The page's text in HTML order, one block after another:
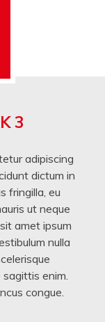
3
adipiscing
dictum in
fringilla, eu
ut neque
amet ipsum
nulla
enim.
congue.